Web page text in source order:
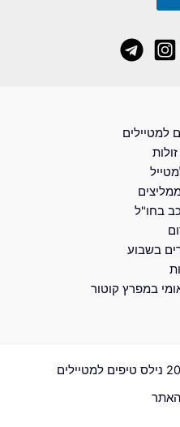
למטיילים
בחו"ל
בשבוע
במפרץ קוטור
האתר